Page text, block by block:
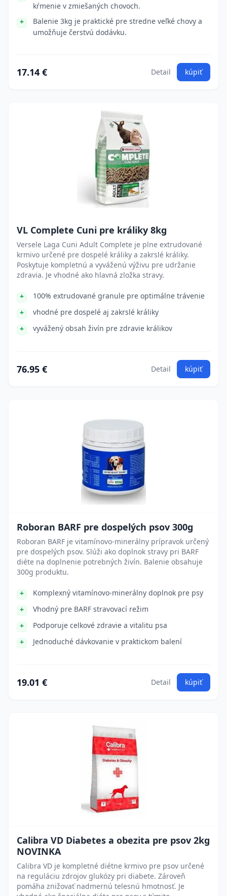
kŕmenie v zmiešaných chovoch.
Balenie 3kg je praktické pre stredne veľké chovy a
umožňuje čerstvú dodávku.
17.14 € Detail kúpiť
VL Complete Cuni pre králiky 8kg
Versele Laga Cuni Adult Complete je plne extrudované
krmivo určené pre dospelé králiky a zakrslé králiky.
Poskytuje kompletnú a vyváženú výživu pre udržanie
zdravia. Je vhodné ako hlavná zložka stravy.
100% extrudované granule pre optimálne trávenie
vhodné pre dospelé aj zakrslé králiky
vyvážený obsah živín pre zdravie králikov
76.95 € Detail kúpiť
Roboran BARF pre dospelých psov 300g
Roboran BARF je vitamínovo-minerálny prípravok určený
pre dospelých psov. Slúži ako doplnok stravy pri BARF
diéte na doplnenie potrebných živín. Balenie obsahuje
300g produktu.
Komplexný vitamínovo-minerálny doplnok pre psy
Vhodný pre BARF stravovací režim
Podporuje celkové zdravie a vitalitu psa
Jednoduché dávkovanie v praktickom balení
19.01 € Detail kúpiť
Calibra VD Diabetes a obezita pre psov 2kg
NOVINKA
Calibra VD je kompletné diétne krmivo pre psov určené
na reguláciu zdrojov glukózy pri diabete. Zároveň
pomáha znižovať nadmernú telesnú hmotnosť. Je